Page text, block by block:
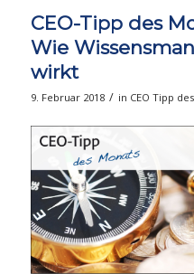
CEO-Tipp des
Wie
wirkt
9. Februar 2018 / in CEO Tipp